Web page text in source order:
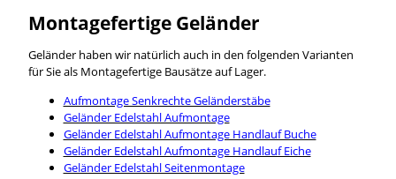
Montagefertige Geländer
Geländer haben wir natürlich auch in den folgenden Varianten
für Sie als Montagefertige Bausätze auf Lager.
Aufmontage Senkrechte Geländerstäbe
Geländer Edelstahl Aufmontage
Geländer Edelstahl Aufmontage Handlauf Buche
Geländer Edelstahl Aufmontage Handlauf Eiche
Geländer Edelstahl Seitenmontage